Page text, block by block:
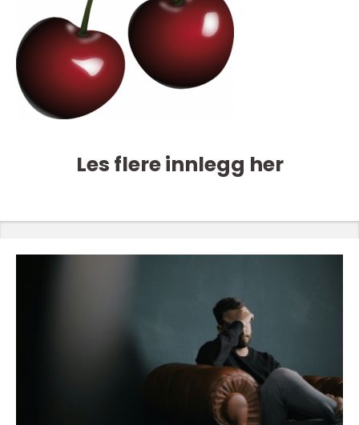
Les flere innlegg her